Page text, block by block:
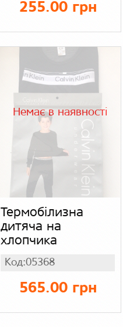
255.00 грн
Немає в наявності
Термобілизна
дитяча на
хлопчика
Код:05368
565.00 грн